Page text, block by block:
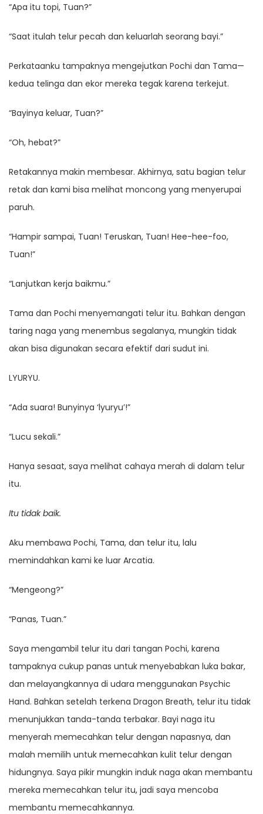
“Apa itu topi, Tuan?”
“Saat itulah telur pecah dan keluarlah seorang bayi.”
Perkataanku tampaknya mengejutkan Pochi dan Tama—
kedua telinga dan ekor mereka tegak karena terkejut.
“Bayinya keluar, Tuan?”
“Oh, hebat?”
Retakannya makin membesar. Akhirnya, satu bagian telur
retak dan kami bisa melihat moncong yang menyerupai
paruh.
“Hampir sampai, Tuan! Teruskan, Tuan! Hee-hee-foo,
Tuan!”
“Lanjutkan kerja baikmu.”
Tama dan Pochi menyemangati telur itu. Bahkan dengan
taring naga yang menembus segalanya, mungkin tidak
akan bisa digunakan secara efektif dari sudut ini.
LYURYU.
“Ada suara! Bunyinya ‘lyuryu’!”
“Lucu sekali.”
Hanya sesaat, saya melihat cahaya merah di dalam telur
itu.
Itu tidak baik.
Aku membawa Pochi, Tama, dan telur itu, lalu
memindahkan kami ke luar Arcatia.
“Mengeong?”
“Panas, Tuan.”
Saya mengambil telur itu dari tangan Pochi, karena
tampaknya cukup panas untuk menyebabkan luka bakar,
dan melayangkannya di udara menggunakan Psychic
Hand. Bahkan setelah terkena Dragon Breath, telur itu tidak
menunjukkan tanda-tanda terbakar. Bayi naga itu
menyerah memecahkan telur dengan napasnya, dan
malah memilih untuk memecahkan kulit telur dengan
hidungnya. Saya pikir mungkin induk naga akan membantu
mereka memecahkan telur itu, jadi saya mencoba
membantu memecahkannya.